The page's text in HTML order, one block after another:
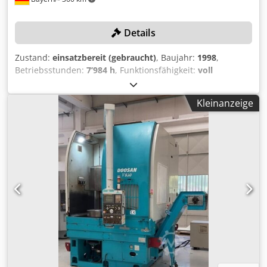
ca. 7900 kg Optional Cedpfxozh Iwke An Ujrf ▪
Transportorganisation und -durchführung ▪
Maschineneinbringung und -aufstellung ▪
Maschineninbetriebnahme
Details
Zustand: einsatzbereit (gebraucht), Baujahr: 1998,
Betriebsstunden: 7’984 h, Funktionsfähigkeit: voll
, Maschinen-/Fahrzeugnummer:
Drehlänge:250 mm, Drehdurchmesser:340 mm,
Spindeldrehzahl (max.):4’500 U/min, Stangendurchgang:
, Steuerungsmodell:Okuma OSP7000L, Kein
Mindestpreis - garantierter Verkauf zum höchsten Gebot!
TECHNISCHE DETAILS Drehdurchmesser max.: 340 mm
Crsdpfx Ajx Hx Dnon Usf Drehlänge max.: 250 mm
Hauptspindel Technologie: Motorspindel Drehzahl: 4.500
U/min Leistung (max.): 22 kW Stangendurchlass: 65 mm
Werkstückspannung: 3-Backenfutter, Kitagawa B-210
Werkzeugträger I (X/Z) Technologie: Revolver mit 12
Stationen Werkzeugaufnahme: VDI40 Verfahrweg in X: 260
mm Verfahrweg in Z: 640 mm Eilgang in X: 15 m/min
Eilgang in Z: 20 m/min Werkzeugträger II (X/Z) Technologie:
Revolver mit 8 Stationen Werkzeugaufnahme: VDI40
Kleinanzeige